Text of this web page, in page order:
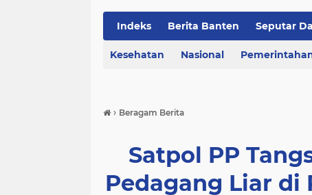
Indeks Berita Banten Seputar
KOTA TANGERANG Regional
Kesehatan Nasional
› Beragam Berita
Satpol PP
Pedagang Liar di